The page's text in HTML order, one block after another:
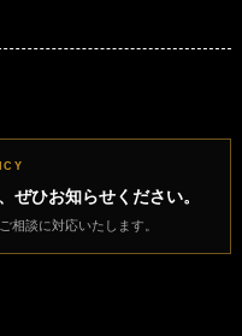
ぜひお知らせください。
相談に対応いたします。